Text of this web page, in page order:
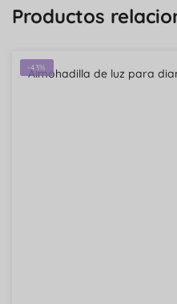
Productos
-43%
Almohadilla de luz para